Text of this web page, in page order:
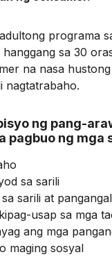
programa
hanggang sa 30
na nasa
nagtatrabaho.
ng pang-
pagbuo ng mga
sa sarili
sarili at
usap sa mga
ang mga
maging sosyal